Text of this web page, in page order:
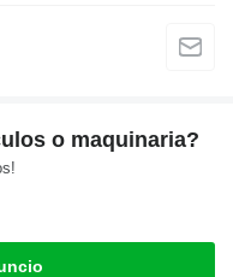
o maquinaria?